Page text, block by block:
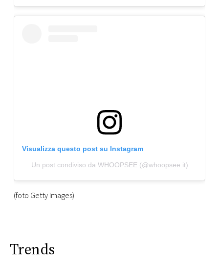
Visualizza questo post su Instagram
Un post condiviso da WHOOPSEE (@whoopsee.it)
(foto Getty Images)
Trends